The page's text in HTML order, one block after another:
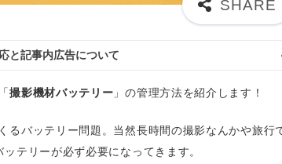
と記事内広告について
撮影機材バッテリー 」の管理方法を紹介します！
るバッテリー問題。当然長時間の撮影なんかや旅行
テリーが必ず必要になってきます。